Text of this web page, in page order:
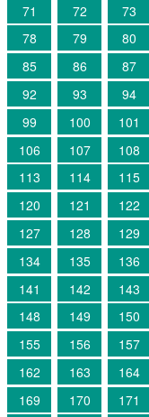
71
72 73
78
79 80
85
86 87
92
93 94
99
100 101
106
107 108
113
114 115
120
121 122
127
128 129
134
135 136
141
142 143
148
149 150
155
156 157
162
163 164
169
170 171